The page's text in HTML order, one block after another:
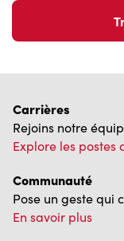
Carrières
Rejoins notre
Explore les postes
Communauté
Pose un geste qui
En savoir plus